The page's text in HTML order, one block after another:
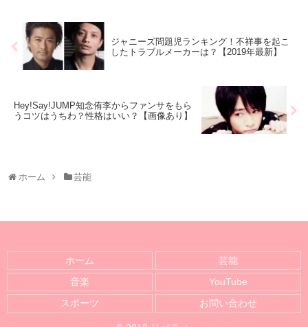
ジャニーズ問題児ランキング！不祥事を起こ
したトラブルメーカーは？【2019年最新】
Hey!Say!JUMP知念侑李からファンサをもら
うコツはうちわ？性格はいい？【画像あり】
ホーム 芸能
ホーム
芸能
音楽
YouTube
スポーツ
お問い合わせ